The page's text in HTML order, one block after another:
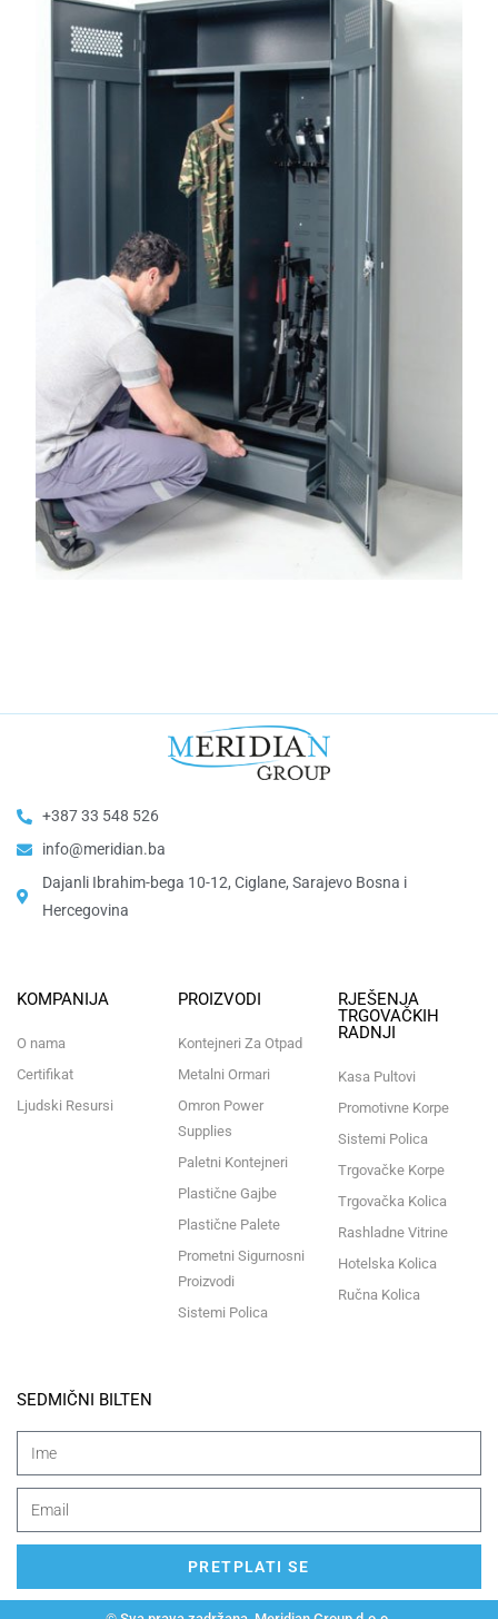
+387 33 548 526
info@meridian.ba
Dajanli Ibrahim-bega 10-12, Ciglane, Sarajevo Bosna i
Hercegovina​
KOMPANIJA
O nama
Certifikat
Ljudski Resursi
PROIZVODI
Kontejneri Za Otpad
Metalni Ormari
Omron Power
Supplies
Paletni Kontejneri
Plastične Gajbe
Plastične Palete
Prometni Sigurnosni
Proizvodi
Sistemi Polica
RJEŠENJA
TRGOVAČKIH
RADNJI
Kasa Pultovi
Promotivne Korpe
Sistemi Polica
Trgovačke Korpe
Trgovačka Kolica
Rashladne Vitrine
Hotelska Kolica
Ručna Kolica
SEDMIČNI BILTEN
PRETPLATI SE